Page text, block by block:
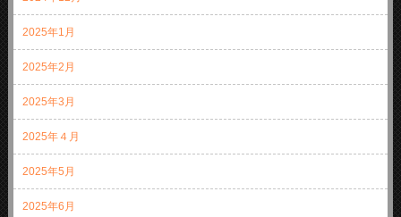
2025年1月
2025年2月
2025年3月
2025年４月
2025年5月
2025年6月